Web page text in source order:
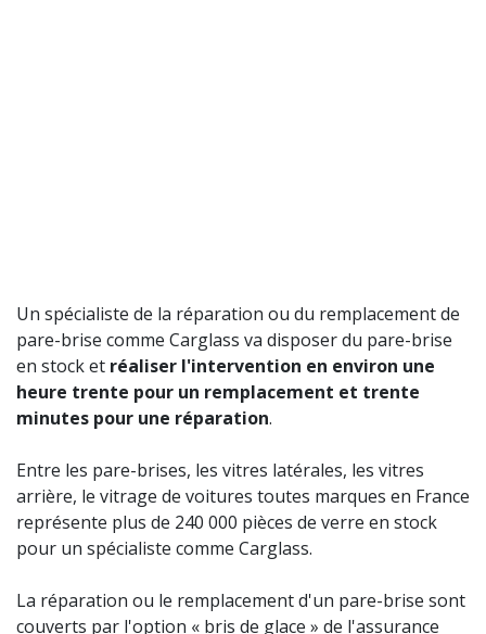
Un spécialiste de la réparation ou du remplacement de
pare-brise comme Carglass va disposer du pare-brise
en stock et réaliser l'intervention en environ une
heure trente pour un remplacement et trente
minutes pour une réparation.
Entre les pare-brises, les vitres latérales, les vitres
arrière, le vitrage de voitures toutes marques en France
représente plus de 240 000 pièces de verre en stock
pour un spécialiste comme Carglass.
La réparation ou le remplacement d'un pare-brise sont
couverts par l'option « bris de glace » de l'assurance